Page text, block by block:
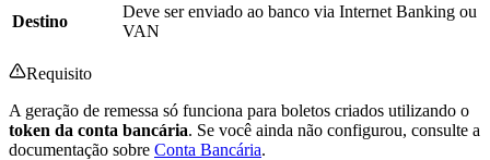
Destino
Deve ser enviado ao banco via Internet Banking ou
VAN
Requisito
A geração de remessa só funciona para boletos criados utilizando o
token da conta bancária. Se você ainda não configurou, consulte a
documentação sobre Conta Bancária.